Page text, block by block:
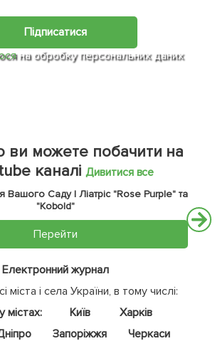
Підписатися
на обробку персональних даних
ви можете побачити на
каналі Дивитися все
Вашого Саду | Ліатріс "Rose Purple" та
"Kobold"
Перейти
Електронний журнал
міста і села України, в тому числі:
містах:
Київ
Харків
Запоріжжя
Черкаси